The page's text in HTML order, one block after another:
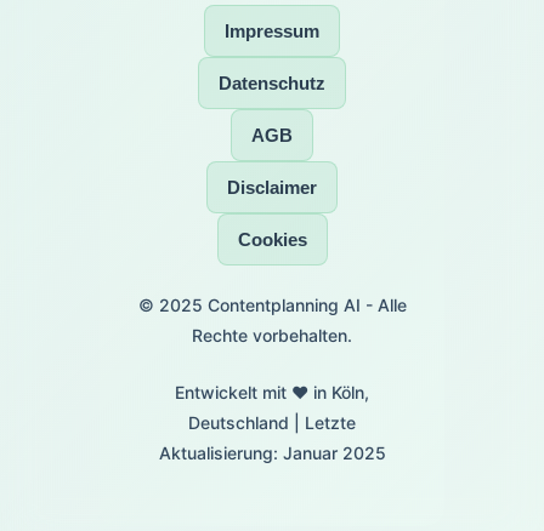
Impressum
Datenschutz
AGB
Disclaimer
Cookies
© 2025 Contentplanning AI - Alle
Rechte vorbehalten.
Entwickelt mit ❤️ in Köln,
Deutschland | Letzte
Aktualisierung: Januar 2025